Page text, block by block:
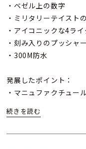
・ベゼル上の数字
・ミリタリーテイスト
・アイコニックな4ラ
・刻み入りのプッシャ
・300M防水
発展したポイント：
・マニュファクチュー
・中央にロゴのない、